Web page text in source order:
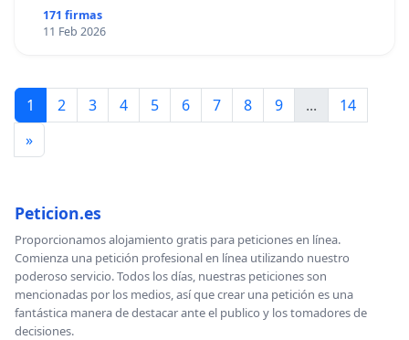
171 firmas
11 Feb 2026
1 2 3 4 5 6 7 8 9 ...
14
»
Peticion.es
Proporcionamos alojamiento gratis para peticiones en línea.
Comienza una petición profesional en línea utilizando nuestro
poderoso servicio. Todos los días, nuestras peticiones son
mencionadas por los medios, así que crear una petición es una
fantástica manera de destacar ante el publico y los tomadores de
decisiones.